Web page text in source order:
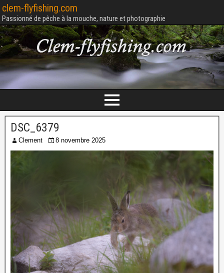
clem-flyfishing.com
Passionné de pêche à la mouche, nature et photographie
DSC_6379
Clement 8 novembre 2025